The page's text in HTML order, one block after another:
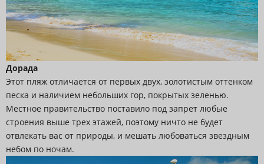
Дорада
Этот пляж отличается от первых двух, золотистым оттенком
песка и наличием небольших гор, покрытых зеленью.
Местное правительство поставило под запрет любые
строения выше трех этажей, поэтому ничто не будет
отвлекать вас от природы, и мешать любоваться звездным
небом по ночам.